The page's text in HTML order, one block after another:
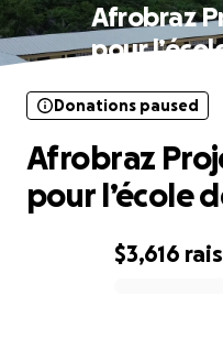
Afrobraz
pour
$3,616
Donations paused
Afrobraz
pour l’école